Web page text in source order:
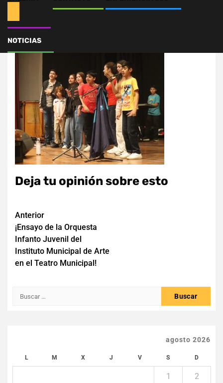
NOTICIAS
Deja tu opinión sobre esto
Navegación
de
entradas
Anterior
¡Ensayo de la Orquesta
Infanto Juvenil del
Instituto Municipal de Arte
en el Teatro Municipal!
Buscar:
agosto 2026
L M X J V S D
1 2